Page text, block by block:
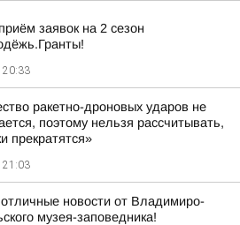
заявок на 2 сезон
20:33
ракетно-дроновых ударов не
поэтому нельзя рассчитывать,
прекратятся»
21:03
новости от Владимиро-
музея-заповедника!